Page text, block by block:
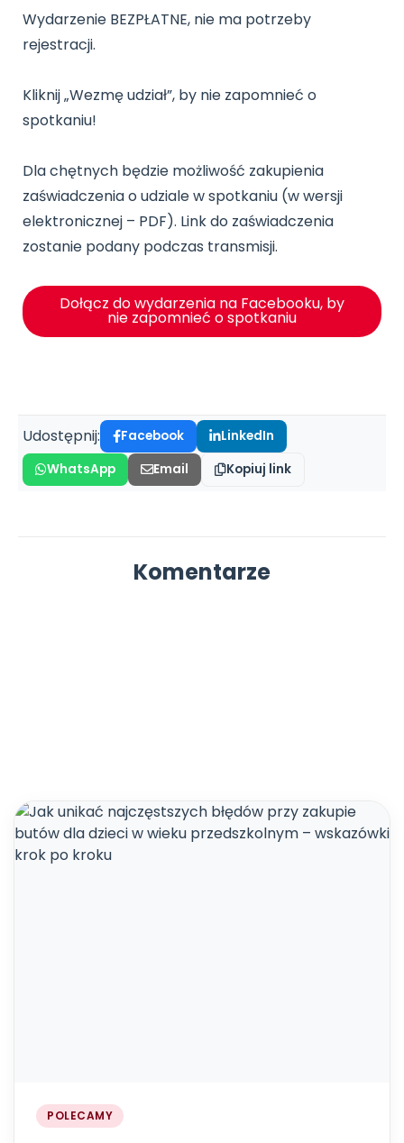
Wydarzenie BEZPŁATNE, nie ma potrzeby
rejestracji.
Kliknij „Wezmę udział”, by nie zapomnieć o
spotkaniu!
Dla chętnych będzie możliwość zakupienia
zaświadczenia o udziale w spotkaniu (w wersji
elektronicznej – PDF). Link do zaświadczenia
zostanie podany podczas transmisji.
Dołącz do wydarzenia na Facebooku, by
nie zapomnieć o spotkaniu
Udostępnij: Facebook
LinkedIn
WhatsApp
Email Kopiuj link
Komentarze
POLECAMY